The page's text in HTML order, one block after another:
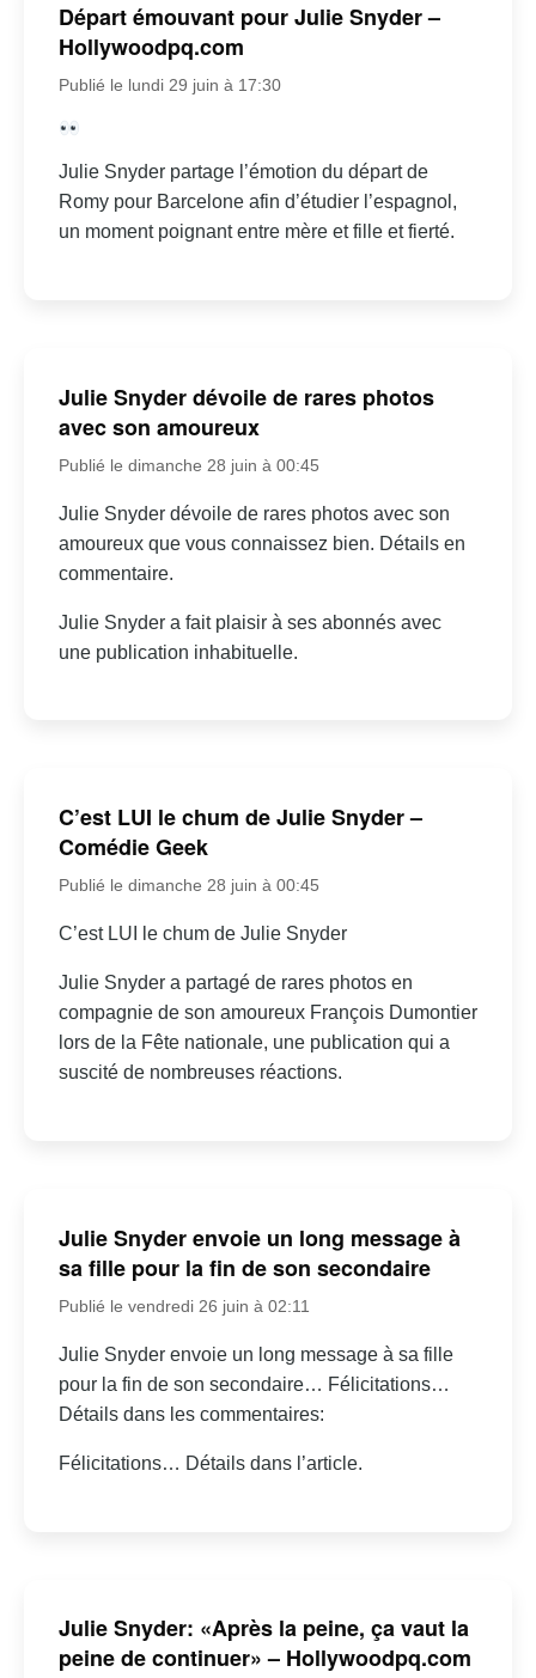
Départ émouvant pour Julie Snyder –
Hollywoodpq.com
Publié le lundi 29 juin à 17:30
Julie Snyder partage l’émotion du départ de
Romy pour Barcelone afin d’étudier l’espagnol,
un moment poignant entre mère et fille et fierté.
Julie Snyder dévoile de rares photos
avec son amoureux
Publié le dimanche 28 juin à 00:45
Julie Snyder dévoile de rares photos avec son
amoureux que vous connaissez bien. Détails en
commentaire.
Julie Snyder a fait plaisir à ses abonnés avec
une publication inhabituelle.
C’est LUI le chum de Julie Snyder –
Comédie Geek
Publié le dimanche 28 juin à 00:45
C’est LUI le chum de Julie Snyder
Julie Snyder a partagé de rares photos en
compagnie de son amoureux François Dumontier
lors de la Fête nationale, une publication qui a
suscité de nombreuses réactions.
Julie Snyder envoie un long message à
sa fille pour la fin de son secondaire
Publié le vendredi 26 juin à 02:11
Julie Snyder envoie un long message à sa fille
pour la fin de son secondaire… Félicitations…
Détails dans les commentaires:
Félicitations… Détails dans l’article.
Julie Snyder: «Après la peine, ça vaut la
peine de continuer» – Hollywoodpq.com